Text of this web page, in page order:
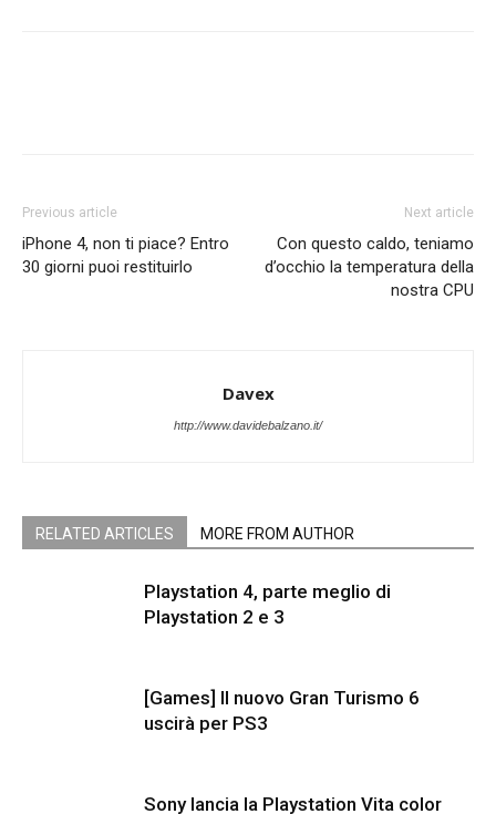
Previous article
iPhone 4, non ti piace? Entro
30 giorni puoi restituirlo
Next article
Con questo caldo, teniamo
d’occhio la temperatura della
nostra CPU
Davex
http://www.davidebalzano.it/
RELATED ARTICLES MORE FROM AUTHOR
Playstation 4, parte meglio di
Playstation 2 e 3
[Games] Il nuovo Gran Turismo 6
uscirà per PS3
Sony lancia la Playstation Vita color